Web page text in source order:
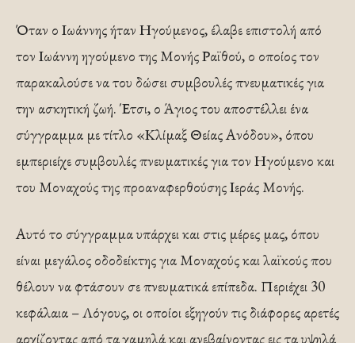
Όταν ο Ιωάννης ήταν Ηγούμενος, έλαβε επιστολή από
τον Ιωάννη ηγούμενο της Μονής Ραϊθού, ο οποίος τον
παρακαλούσε να του δώσει συμβουλές πνευματικές για
την ασκητική ζωή. Έτσι, ο Άγιος του αποστέλλει ένα
σύγγραμμα με τίτλο «Κλίμαξ Θείας Ανόδου», όπου
εμπεριείχε συμβουλές πνευματικές για τον Ηγούμενο και
του Μοναχούς της προαναφερθούσης Ιεράς Μονής.
Αυτό το σύγγραμμα υπάρχει και στις μέρες μας, όπου
είναι μεγάλος οδοδείκτης για Μοναχούς και λαϊκούς που
θέλουν να φτάσουν σε πνευματικά επίπεδα. Περιέχει 30
κεφάλαια – Λόγους, οι οποίοι εξηγούν τις διάφορες αρετές
αρχίζοντας από τα χαμηλά και ανεβαίνοντας εις τα υψηλά